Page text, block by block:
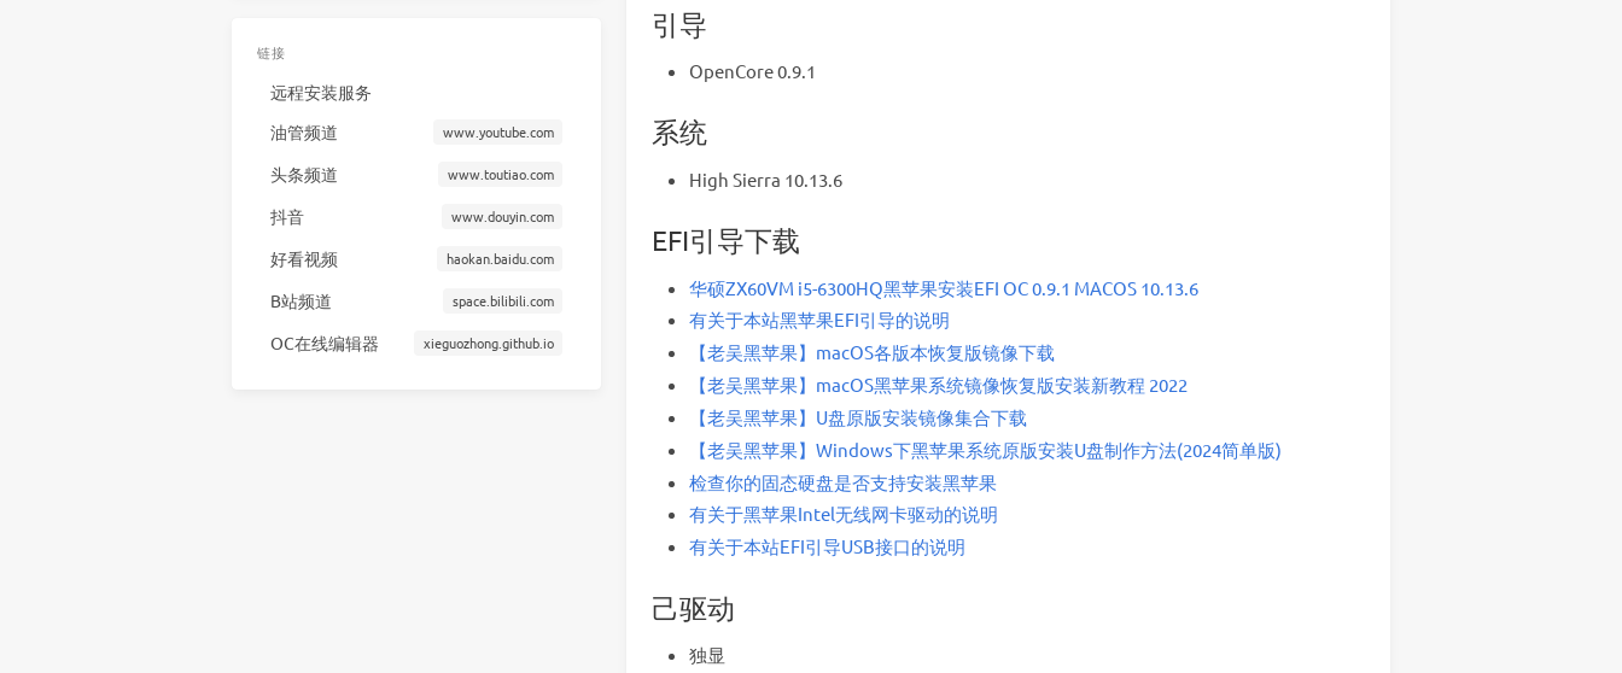
引导
OpenCore 0.9.1
系统
High Sierra 10.13.6
EFI引导下载
华硕ZX60VM i5-6300HQ黑苹果安装EFI OC 0.9.1 MACOS 10.13.6
有关于本站黑苹果EFI引导的说明
【老吴黑苹果】macOS各版本恢复版镜像下载
【老吴黑苹果】macOS黑苹果系统镜像恢复版安装新教程 2022
【老吴黑苹果】U盘原版安装镜像集合下载
【老吴黑苹果】Windows下黑苹果系统原版安装U盘制作方法(2024简单版)
检查你的固态硬盘是否支持安装黑苹果
有关于黑苹果Intel无线网卡驱动的说明
有关于本站EFI引导USB接口的说明
己驱动
独显
链接
远程安装服务
油管频道
www.youtube.com
头条频道 www.toutiao.com
抖音 www.douyin.com
好看视频 haokan.baidu.com
B站频道 space.bilibili.com
OC在线编辑器 xieguozhong.github.io